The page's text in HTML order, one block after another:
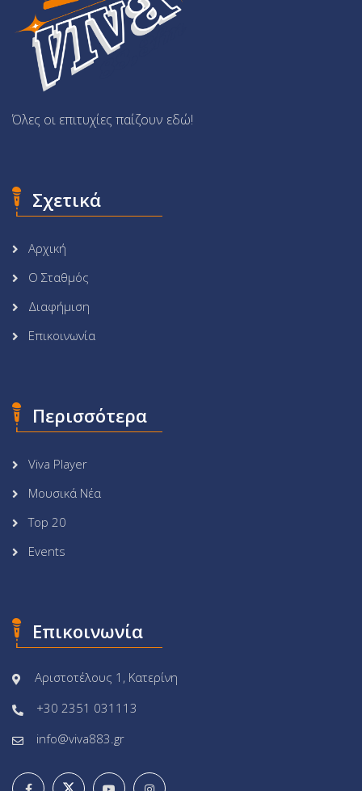
Όλες οι επιτυχίες παίζουν εδώ!
Σχετικά
Αρχική
Ο Σταθμός
Διαφήμιση
Επικοινωνία
Περισσότερα
Viva Player
Μουσικά Νέα
Top 20
Events
Επικοινωνία
Αριστοτέλους 1, Κατερίνη
+30 2351 031113
info@viva883.gr